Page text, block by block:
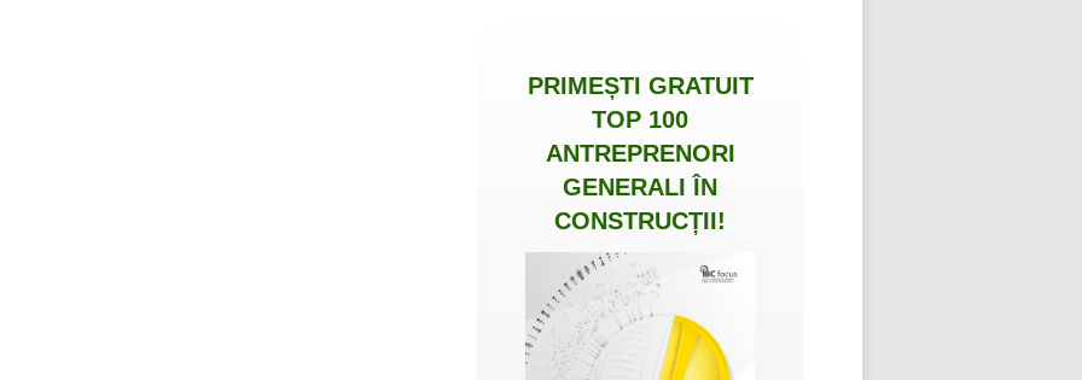
PRIMEȘTI GRATUIT
TOP 100
ANTREPRENORI
GENERALI ÎN
CONSTRUCȚII!